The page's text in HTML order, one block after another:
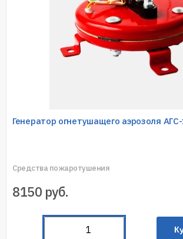
Генератор огнетушащего аэрозоля
Средства пожаротушения
8150 руб.